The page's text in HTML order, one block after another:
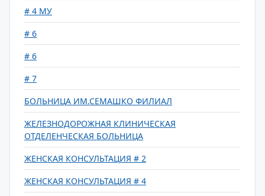
# 4 МУ
# 6
# 6
# 7
БОЛЬНИЦА ИМ.СЕМАШКО ФИЛИАЛ
ЖЕЛЕЗНОДОРОЖНАЯ КЛИНИЧЕСКАЯ
ОТДЕЛЕНЧЕСКАЯ БОЛЬНИЦА
ЖЕНСКАЯ КОНСУЛЬТАЦИЯ # 2
ЖЕНСКАЯ КОНСУЛЬТАЦИЯ # 4